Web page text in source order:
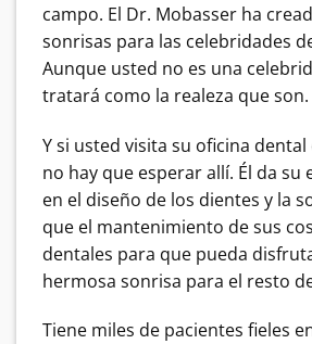
campo. El Dr. Mobasser ha
sonrisas para las celebridades
Aunque usted no es una
tratará como la realeza que son.
Y si usted visita su oficina dental
no hay que esperar allí. Él da su
en el diseño de los dientes y la
que el mantenimiento de sus
dentales para que pueda
hermosa sonrisa para el resto
Tiene miles de pacientes fieles